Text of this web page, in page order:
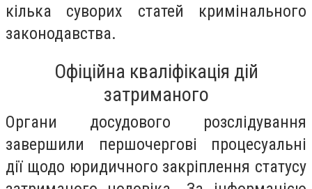
кілька суворих статей кримінального
законодавства.
Офіційна кваліфікація дій
затриманого
Органи досудового розслідування
завершили першочергові процесуальні
дії щодо юридичного закріплення статусу